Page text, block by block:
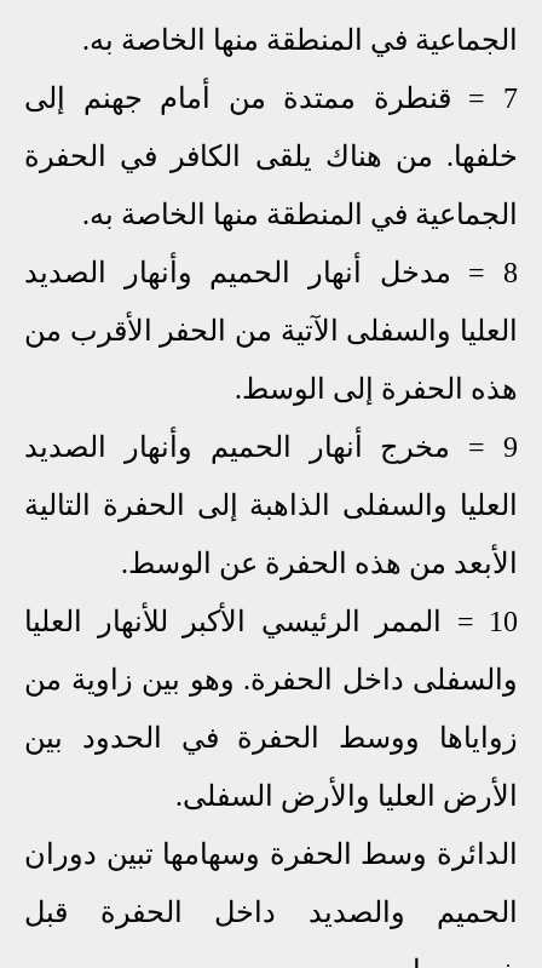
الجماعية في المنطقة منها الخاصة به.
7 = قنطرة ممتدة من أمام جهنم إلى
خلفها. من هناك يلقى الكافر في الحفرة
الجماعية في المنطقة منها الخاصة به.
8 = مدخل أنهار الحميم وأنهار الصديد
العليا والسفلى الآتية من الحفر الأقرب من
هذه الحفرة إلى الوسط.
9 = مخرج أنهار الحميم وأنهار الصديد
العليا والسفلى الذاهبة إلى الحفرة التالية
الأبعد من هذه الحفرة عن الوسط.
10 = الممر الرئيسي الأكبر للأنهار العليا
والسفلى داخل الحفرة. وهو بين زاوية من
زواياها ووسط الحفرة في الحدود بين
الأرض العليا والأرض السفلى.
الدائرة وسط الحفرة وسهامها تبين دوران
الحميم والصديد داخل الحفرة قبل